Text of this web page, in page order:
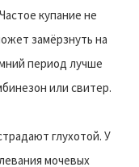
купание не
замёрзнуть на
период лучше
или свитер.
глухотой. У
мочевых